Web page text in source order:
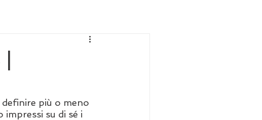
|
più o meno
su di sé i